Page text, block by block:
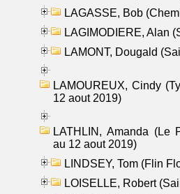
LAGASSE, Bob
LAGIMODIERE, Alan
LAMONT, Dougald
LAMOUREUX, Cindy
12 aout 2019)
LATHLIN, Amanda (Le
au 12 aout 2019)
LINDSEY, Tom (Flin
LOISELLE, Robert